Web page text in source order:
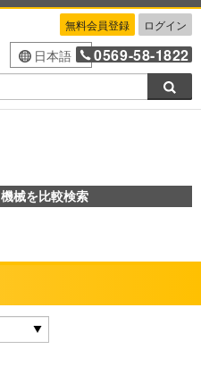
無料会員登録 ログイン
日本語 0569-58-1822
械を比較検索
条件